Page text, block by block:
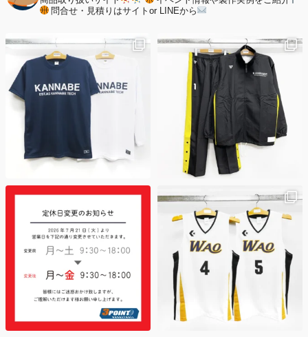
年末年始の休業期間について
問合せ・見積りはサイトor LINEから